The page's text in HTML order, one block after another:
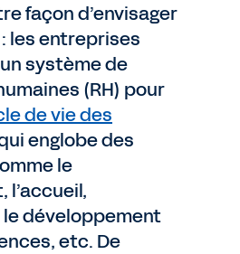
façon d’envisager
les entreprises
système de
(RH) pour
de vie des
englobe des
le
le développement
etc. De